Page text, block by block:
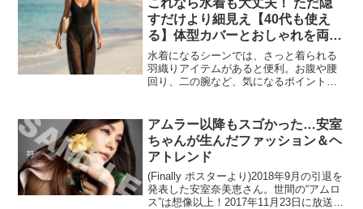
これなら水着も大丈夫！ ただ隠
すだけより細見え【40代も使え
る】体型カバーとおしゃれを両立
する最新ビーチコーデ
水着になるシーンでは、さっと着られる
羽織りアイテムがあると便利。お腹や腰
回り、二の腕など、気になるポイントの
え”が叶います。だからといって、ただ隠
すだけの水着を選んでし...
アムラー以降もスゴかった…安室
ちゃんが生んだファッション＆ヘ
アトレンド
(Finally ポスターより)2018年9月の引退を
発表した安室奈美恵さん。世間の“アムロ
ス”は想像以上！2017年11月23日に放送さ